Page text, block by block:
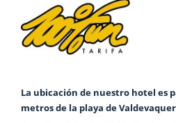
La ubicación de nuestro hotel es
metros de la playa de